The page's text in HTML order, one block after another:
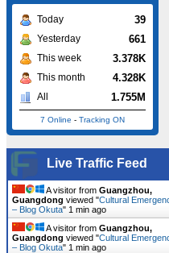
Today 39
Yesterday 661
This week 3.378K
This month 4.328K
All 1.755M
7 Online - Tracking ON
Live Traffic Feed
A visitor from Guangzhou,
Guangdong viewed "Cultural
– Blog Okuta" 1 min ago
A visitor from Guangzhou,
Guangdong viewed "Cultural
– Blog Okuta" 1 min ago